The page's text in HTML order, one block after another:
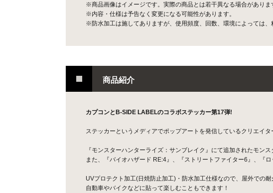
※商品画像はイメージです。実際の商品とは若干異なる場合がありま
※内容・仕様は予告なく変更になる可能性があります。
※防水加工は施してありますが、使用頻度、回数、環境によっては、
商品紹介
カプコンとB-SIDE LABELのコラボステッカー第17弾!
ステッカーというメディアでポップアートを発信しているクリエイ
『モンスターハンターライズ：サンブレイク』にて追加されたモン
また、『バイオハザード RE:4』、『ストリートファイター6』、『
UVプロテクト加工(日焼防止加工)・防水加工仕様なので、屋外での耐
自動車やバイクなどに貼って楽しむこともできます！